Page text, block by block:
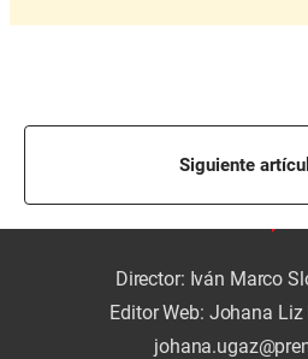
Siguiente
Director: Iván Marco
Editor Web: Johana Liz